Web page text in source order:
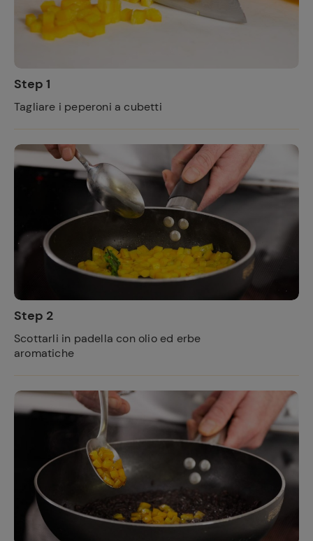
Step 1
Tagliare i peperoni a cubetti
Step 2
Scottarli in padella con olio ed erbe
aromatiche